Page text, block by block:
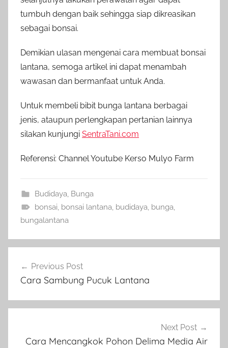
tumbuh dengan baik sehingga siap dikreasikan
sebagai bonsai.
Demikian ulasan mengenai cara membuat bonsai
lantana, semoga artikel ini dapat menambah
wawasan dan bermanfaat untuk Anda.
Untuk membeli bibit bunga lantana berbagai
jenis, ataupun perlengkapan pertanian lainnya
silakan kunjungi SentraTani.com
Referensi: Channel Youtube Kerso Mulyo Farm
Budidaya, Bunga
bonsai, bonsai lantana, budidaya, bunga,
bungalantana
pos
Previous Post
Cara Sambung Pucuk Lantana
Next Post
Cara Mencangkok Pohon Delima Media Air